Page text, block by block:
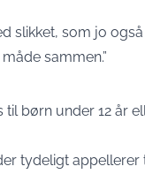
slikket, som jo
sammen.”
til børn under 12 år
tydeligt appellerer